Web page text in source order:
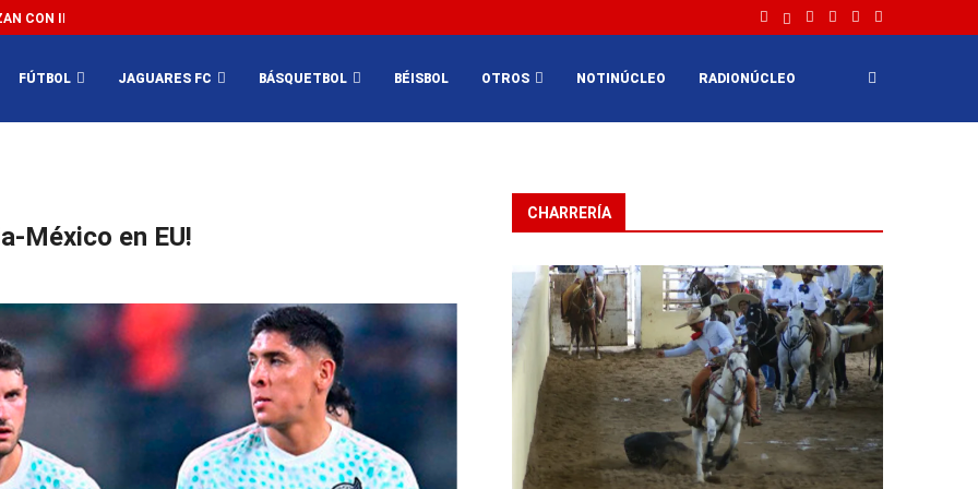
CON IMPEDIR EL MÉXICO VS SUDÁFRICA...
FÚTBOL JAGUARES FC BÁSQUETBOL BÉISBOL OTROS NOTINÚCLEO RADIONÚCLEO
México en EU!
CHARRERÍA